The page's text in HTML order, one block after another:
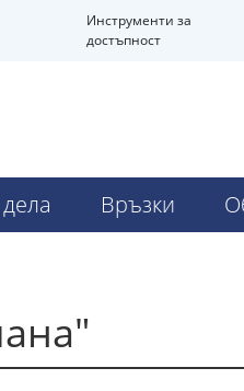
Инструменти за
достъпност
Връзки